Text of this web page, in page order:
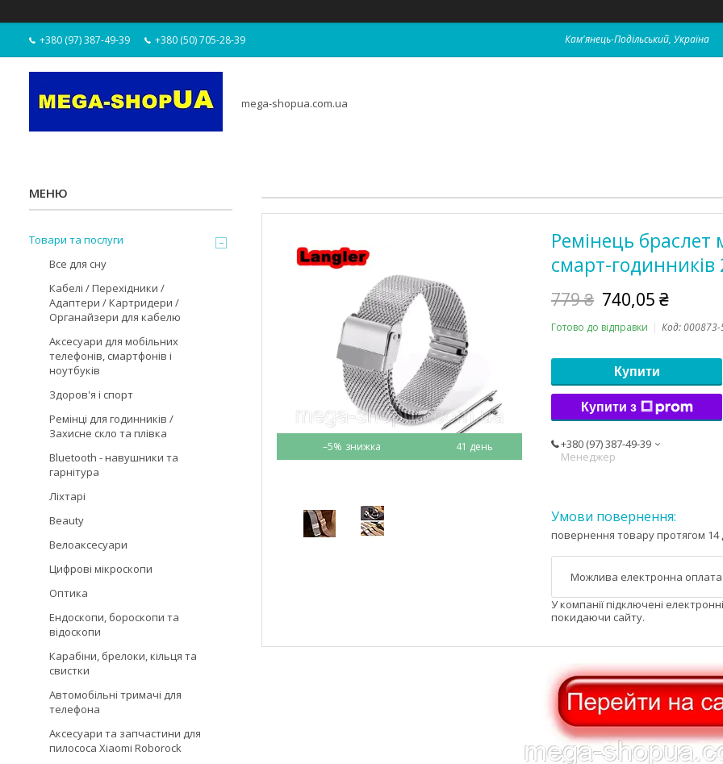
+380 (97) 387-49-39 +380 (50) 705-28-39 Кам'янець-Подільський, Україна
mega-shopua.com.ua
–5% 41 день
Ремінець
смарт-
779 ₴ 740,05 ₴
Готово до відправки Код:000873-
Купити
Купити з
+380 (97) 387-49-39
Менеджер
повернення товару протягом 14
У компанії підключені
покидаючи сайту.
Товари та послуги
Все для сну
Кабелі / Перехідники /
Адаптери / Картридери /
Органайзери для кабелю
Аксесуари для мобільних
телефонів, смартфонів і
ноутбуків
Здоров'я і спорт
Ремінці для годинників /
Захисне скло та плівка
Bluetooth - навушники та
гарнітура
Ліхтарі
Beauty
Велоаксесуари
Цифрові мікроскопи
Оптика
Ендоскопи, бороскопи та
відоскопи
Карабіни, брелоки, кільця та
свистки
Автомобільні тримачі для
телефона
Аксесуари та запчастини для
пилососа Xiaomi Roborock